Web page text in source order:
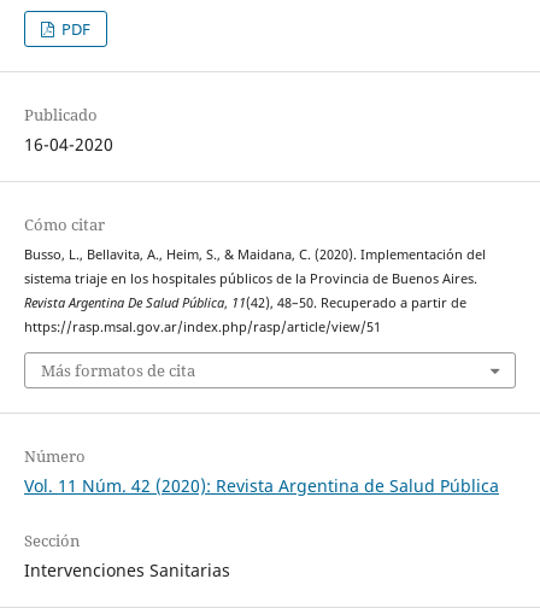
PDF
Publicado
16-04-2020
Cómo citar
Busso, L., Bellavita, A., Heim, S., & Maidana, C. (2020). Implementación del
sistema triaje en los hospitales públicos de la Provincia de Buenos Aires.
Revista Argentina De Salud Pública, 11(42), 48–50. Recuperado a partir de
https://rasp.msal.gov.ar/index.php/rasp/article/view/51
Más formatos de cita
Número
Vol. 11 Núm. 42 (2020): Revista Argentina de Salud Pública
Sección
Intervenciones Sanitarias